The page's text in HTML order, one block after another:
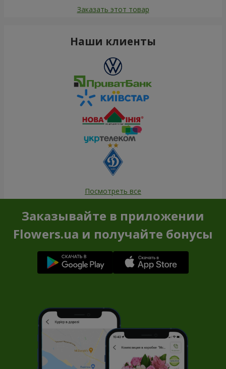
Заказать этот товар
Наши клиенты
Посмотреть все
Заказывайте в приложении
Flowers.ua и получайте бонусы